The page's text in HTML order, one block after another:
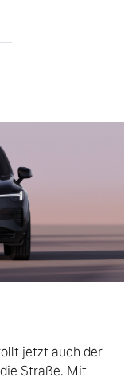
jetzt auch der
Straße. Mit